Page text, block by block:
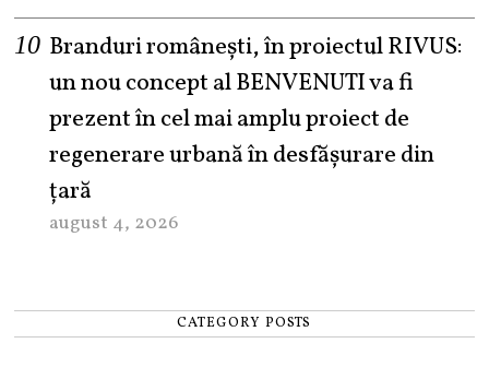
Branduri românești, în proiectul RIVUS:
un nou concept al BENVENUTI va fi
prezent în cel mai amplu proiect de
regenerare urbană în desfășurare din
țară
august 4, 2026
CATEGORY POSTS